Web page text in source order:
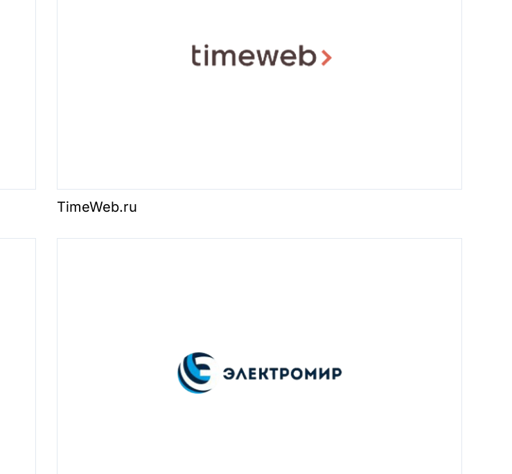
TimeWeb.ru